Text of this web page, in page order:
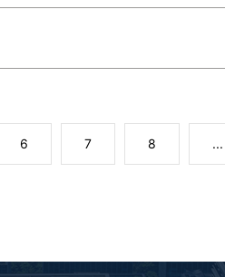
6 7 8 ...